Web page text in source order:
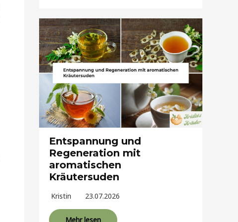
Entspannung und
Regeneration mit
aromatischen
Kräutersuden
Kristin 23.07.2026
Mehr lesen